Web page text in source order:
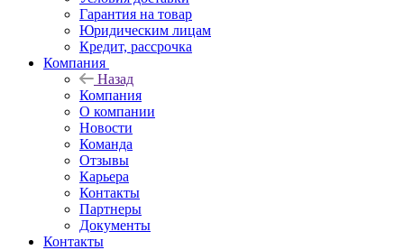
Гарантия на товар
Юридическим лицам
Кредит, рассрочка
Компания
Назад
Компания
О компании
Новости
Команда
Отзывы
Карьера
Контакты
Партнеры
Документы
Контакты